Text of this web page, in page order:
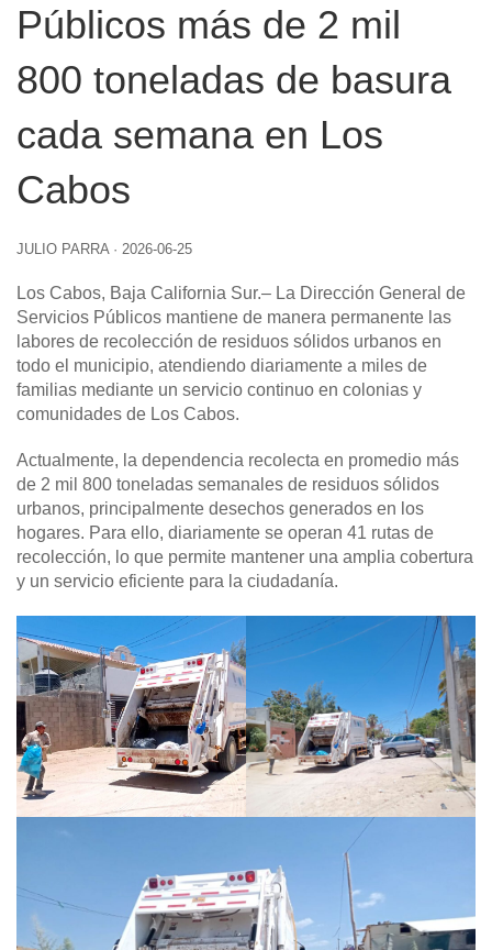
Públicos más de 2 mil
800 toneladas de basura
cada semana en Los
Cabos
JULIO PARRA · 2026-06-25
Los Cabos, Baja California Sur.– La Dirección General de
Servicios Públicos mantiene de manera permanente las
labores de recolección de residuos sólidos urbanos en
todo el municipio, atendiendo diariamente a miles de
familias mediante un servicio continuo en colonias y
comunidades de Los Cabos.
Actualmente, la dependencia recolecta en promedio más
de 2 mil 800 toneladas semanales de residuos sólidos
urbanos, principalmente desechos generados en los
hogares. Para ello, diariamente se operan 41 rutas de
recolección, lo que permite mantener una amplia cobertura
y un servicio eficiente para la ciudadanía.